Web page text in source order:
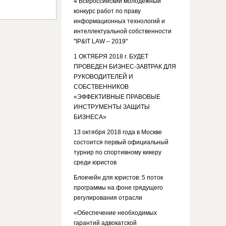
конкурс работ по праву
информационных технологий и
интеллектуальной собственности
"IP&IT LAW – 2019"
1 ОКТЯБРЯ 2018 г. БУДЕТ
ПРОВЕДЕН БИЗНЕС-ЗАВТРАК ДЛЯ
РУКОВОДИТЕЛЕЙ И
СОБСТВЕННИКОВ
«ЭФФЕКТИВНЫЕ ПРАВОВЫЕ
ИНСТРУМЕНТЫ ЗАЩИТЫ
БИЗНЕСА»
13 октября 2018 года в Москве
состоится первый официальный
турнир по спортивному кикеру
среди юристов
Блокчейн для юристов: 5 поток
программы на фоне грядущего
регулирования отрасли
«Обеспечение необходимых
гарантий адвокатской